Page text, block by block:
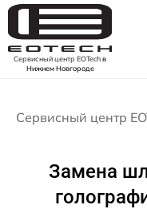
Сервисный центр EOTechв
Нижнем Новгороде
Сервисный центр
Замена